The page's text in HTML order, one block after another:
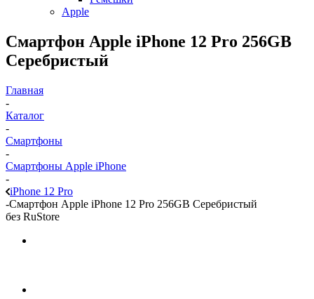
Apple
Смартфон Apple iPhone 12 Pro 256GB
Серебристый
Главная
-
Каталог
-
Смартфоны
-
Смартфоны Apple iPhone
-
iPhone 12 Pro
-Смартфон Apple iPhone 12 Pro 256GB Серебристый
без RuStore